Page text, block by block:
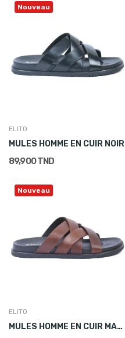
Nouveau
ELITO
MULES HOMME EN CUIR NOIR
89,900 TND
Nouveau
ELITO
MULES HOMME EN CUIR MARRON